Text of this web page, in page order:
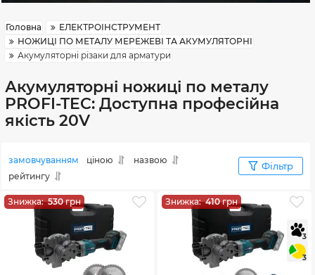
Головна
ЕЛЕКТРОІНСТРУМЕНТ
НОЖИЦІ ПО МЕТАЛУ МЕРЕЖЕВІ ТА АКУМУЛЯТОРНІ
Акумуляторні різаки для арматури
Акумуляторні ножиці по металу
PROFI-TEC: Доступна професійна
якість 20V
замовчуванням ціною
назвою
рейтингу
Фільтр
Знижка:530грн Знижка:410грн
3
3